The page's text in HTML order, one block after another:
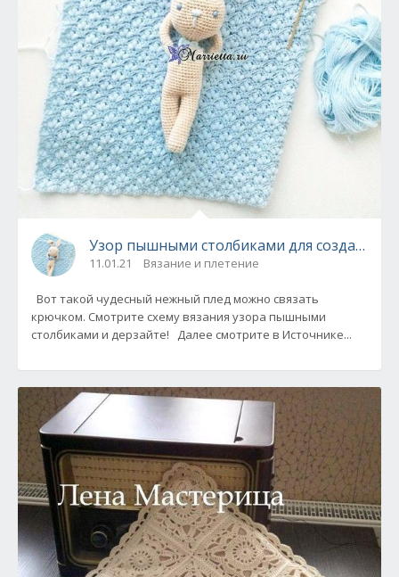
Узор пышными столбиками для создания
11.01.21 Вязание и плетение
Вот такой чудесный нежный плед можно связать
крючком. Смотрите схему вязания узора пышными